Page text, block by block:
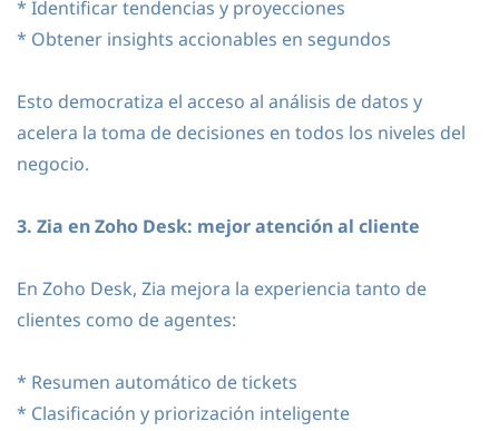
* Identificar tendencias y proyecciones
* Obtener insights accionables en segundos
Esto democratiza el acceso al análisis de datos y
acelera la toma de decisiones en todos los niveles del
negocio.
3. Zia en Zoho Desk: mejor atención al cliente
En Zoho Desk, Zia mejora la experiencia tanto de
clientes como de agentes:
* Resumen automático de tickets
* Clasificación y priorización inteligente